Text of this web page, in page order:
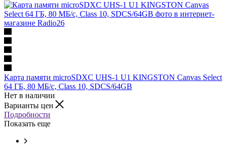
Карта памяти microSDXC UHS-1 U1 KINGSTON Canvas Select
64 ГБ, 80 МБ/с, Class 10, SDCS/64GB
Нет в наличии
Варианты цен
Подробности
Показать еще